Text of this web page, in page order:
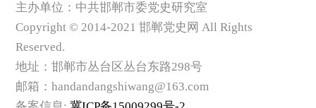
主办单位：中共邯郸市委党史研究室
Copyright © 2014-2021 邯郸党史网 All Rights
Reserved.
地址：邯郸市丛台区丛台东路298号
邮箱：handandangshiwang@163.com